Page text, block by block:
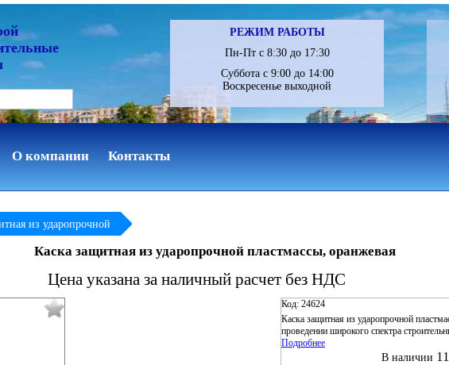
РЕЖИМ РАБОТЫ
Пн-Пт с 8:30 до 17:30
Суббота с 9:00 до 14:00
Воскресенье выходной
О компании Контакты
из ударопрочной
Каска защитная из ударопрочной пластмассы, оранжевая
Цена указана за наличный расчет без НДС
Код: 24624
Каска защитная из ударопрочной
проведении широкого спектра
Подробнее
В наличии